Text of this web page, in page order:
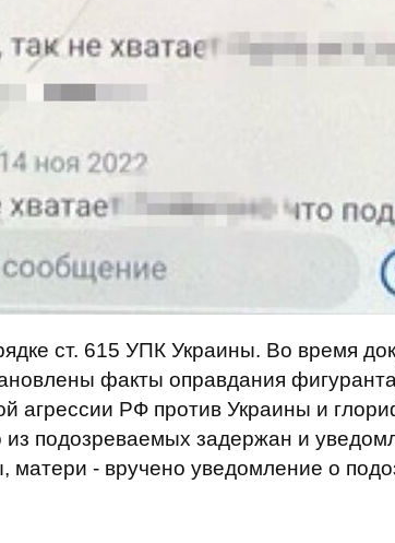
ст. 615 УПК Украины. Во время
факты оправдания
агрессии РФ против Украины и
из подозреваемых задержан и
матери - вручено уведомление о